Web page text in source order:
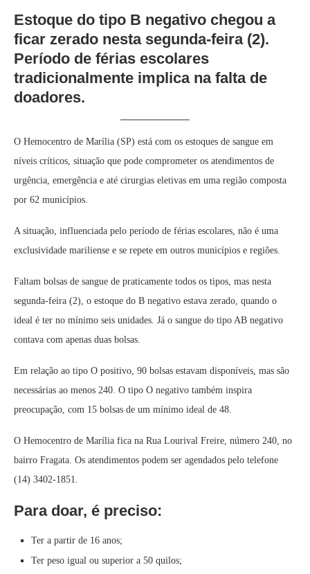
Estoque do tipo B negativo chegou a
ficar zerado nesta segunda-feira (2).
Período de férias escolares
tradicionalmente implica na falta de
doadores.
O Hemocentro de Marília (SP) está com os estoques de sangue em
níveis críticos, situação que pode comprometer os atendimentos de
urgência, emergência e até cirurgias eletivas em uma região composta
por 62 municípios.
A situação, influenciada pelo período de férias escolares, não é uma
exclusividade mariliense e se repete em outros municípios e regiões.
Faltam bolsas de sangue de praticamente todos os tipos, mas nesta
segunda-feira (2), o estoque do B negativo estava zerado, quando o
ideal é ter no mínimo seis unidades. Já o sangue do tipo AB negativo
contava com apenas duas bolsas.
Em relação ao tipo O positivo, 90 bolsas estavam disponíveis, mas são
necessárias ao menos 240. O tipo O negativo também inspira
preocupação, com 15 bolsas de um mínimo ideal de 48.
O Hemocentro de Marília fica na Rua Lourival Freire, número 240, no
bairro Fragata. Os atendimentos podem ser agendados pelo telefone
(14) 3402-1851.
Para doar, é preciso:
Ter a partir de 16 anos;
Ter peso igual ou superior a 50 quilos;